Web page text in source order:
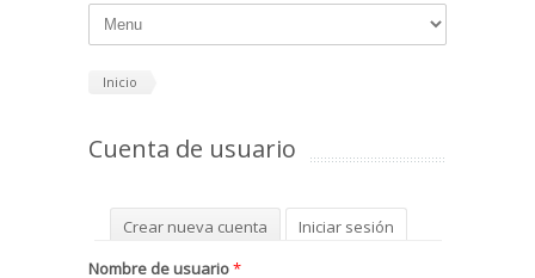
Inicio
Cuenta de usuario
Solapas principales
Crear nueva cuenta Iniciar sesión
Solicitar una nueva contraseña
Nombre de usuario*